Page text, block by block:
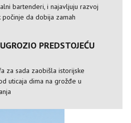
bartenderi, i najavljuju razvoj
da dobija zamah
PREDSTOJEĆU
za sada zaobišla istorijske
uticaja dima na grožđe u